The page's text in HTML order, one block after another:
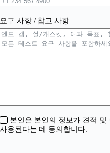
요구 사항 / 참고 사항
본인은 본인의 정보가 견적
사용된다는 데 동의합니다.